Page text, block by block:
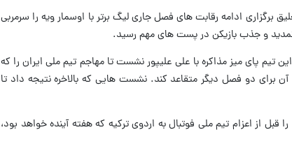
برگزاری ادامه رقابت های فصل جاری لیگ برتر با اوسمار ویه را سرمربی
تمدید و جذب بازیکن در پست های مهم رسید.
پای میز مذاکره با علی علیپور نشست تا مهاجم تیم ملی ایران را که
برای دو فصل دیگر متقاعد کند. نشست هایی که بالاخره نتیجه داد تا
از اعزام تیم ملی فوتبال به اردوی ترکیه که هفته آینده خواهد بود،